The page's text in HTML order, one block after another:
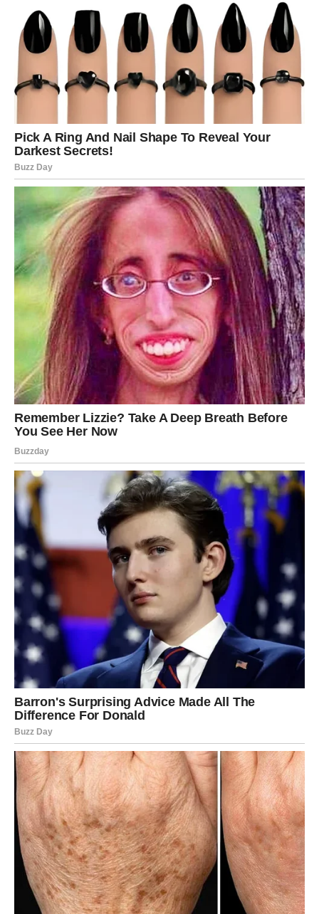
Nedelja:
Nedelja ti donosi potrebu da se izbalansiraš: da
prestaneš da ugađaš svima. Moguće je da kažeš „ne“
nečemu što ti više ne prija.
Novac:Ne troši na stvari koje kupuješ da bi se dopao/la
nekome.
Savet vikenda: Tvoj mir je važniji od tuđeg odobravanja.
ŠKORPIJA
Subota:
Subota je intenzivna. Mogu izaći istine na videlo, mogu se
otvoriti teme koje su se izbegavale. Ako si u vezi, ovo je
dan iskrenosti: bolje istina sada, nego tišina koja truje.
Slobodne Škorpije mogu privući osobu koja je jaka,
magnetska, ali i pomalo misteriozna – baš po tvom ukusu.
Nedelja:
Nedelja donosi smirenje, ali i unutrašnju odluku. Možda
Novac:Oprez sa pozajmicama i impulsivnim troškovima.
Savet vikenda:
Ne ulazi u borbu da bi dokazao/ dokazala
nešto. Tvoja tišina nekad govori najviše.
STRELAC
Subota:
Subota donosi želju za izlaskom, druženjem i promenom
rutine. Idealno je vreme za put, izlet, spontanu avanturu.
U ljubavi – moguće je novo poznanstvo ili svež talas u
postojećem odnosu.
Ako si u vezi, zajedničko iskustvo vas zbližava.
Nedelja:
Nedelja donosi potrebu za ozbiljnijim razgovorom. Možda
shvatiš da bežiš od teme koju moraš rešiti.
Novac:Dobar vikend za plan, ali ne i za velike rizike.
Savet vikenda:Sloboda nije bekstvo – sloboda je izbor
koji te čini srećnim.
JARAC